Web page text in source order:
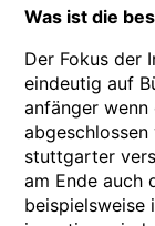
Was ist die
Der Fokus der
eindeutig auf
anfänger
stuttgarter
am Ende auch
beispielsweise